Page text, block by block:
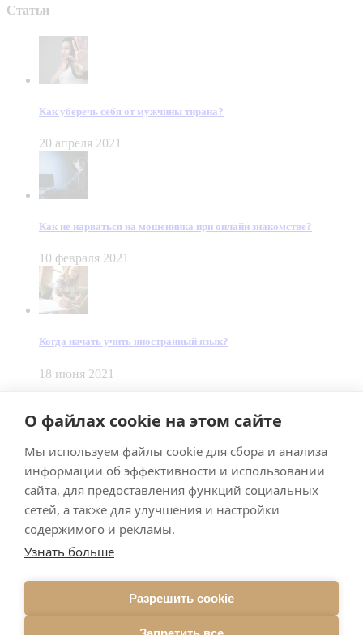
О файлах cookie на этом сайте
Мы используем файлы cookie для сбора и анализа
информации об эффективности и использовании
сайта, для предоставления функций социальных
сетей, а также для улучшения и настройки
содержимого и рекламы.
Узнать больше
Разрешить cookie
Статьи
Как уберечь себя от мужчины тирана?
20 апреля 2021
Как не нарваться на мошенника при онлайн знакомстве?
10 февраля 2021
Когда начать учить иностранный язык?
18 июня 2021
Made bySmart Team
ImpressumDatenschutz
Подписывайтесь на меня в Телеграм
Подписаться